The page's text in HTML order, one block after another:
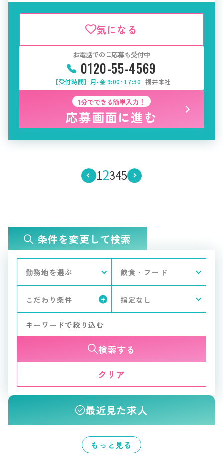
気になる
お電話でのご応募も受付中
0120-55-4569
【受付時間】月-金 9:00~17:30 福井本社
1分でできる簡単入力！
応募画面に進む
12345
条件を変更して検索
検索する
クリア
最近見た求人
もっと見る